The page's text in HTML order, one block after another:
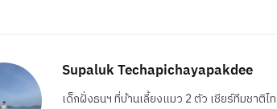
Supaluk Techapichayapakdee
เด็กฝั่งธนฯ ที่บ้านเลี้ยงแมว 2 ตัว เชียร์ทีมชาติ